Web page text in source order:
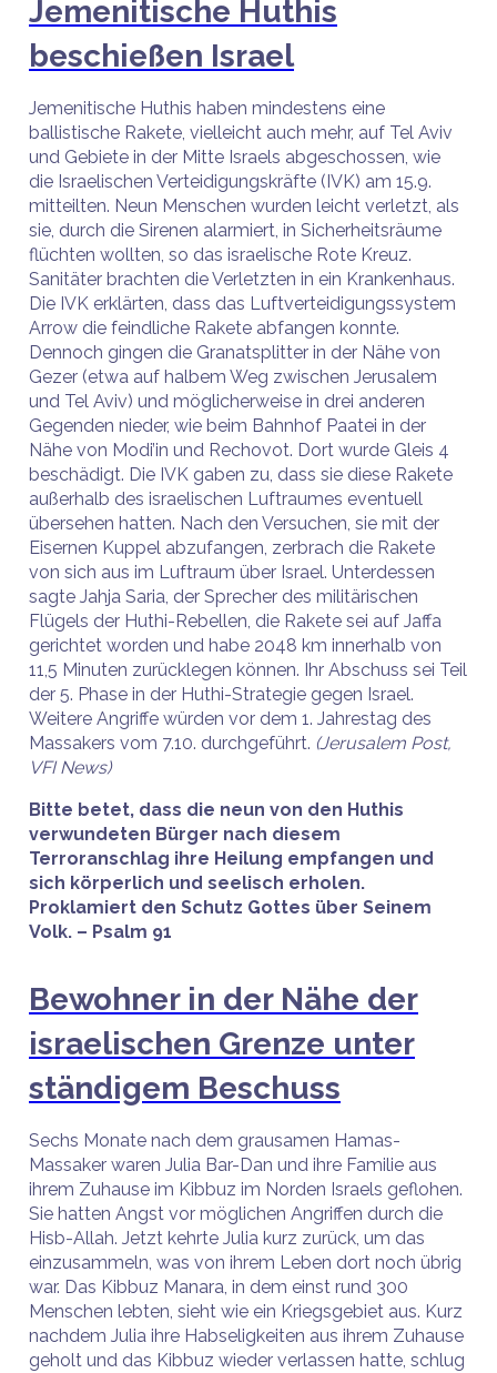
Jemenitische Huthis
beschießen Israel
Jemenitische Huthis haben mindestens eine
ballistische Rakete, vielleicht auch mehr, auf Tel Aviv
und Gebiete in der Mitte Israels abgeschossen, wie
die Israelischen Verteidigungskräfte (IVK) am 15.9.
mitteilten. Neun Menschen wurden leicht verletzt, als
sie, durch die Sirenen alarmiert, in Sicherheitsräume
flüchten wollten, so das israelische Rote Kreuz.
Sanitäter brachten die Verletzten in ein Krankenhaus.
Die IVK erklärten, dass das Luftverteidigungssystem
Arrow die feindliche Rakete abfangen konnte.
Dennoch gingen die Granatsplitter in der Nähe von
Gezer (etwa auf halbem Weg zwischen Jerusalem
und Tel Aviv) und möglicherweise in drei anderen
Gegenden nieder, wie beim Bahnhof Paatei in der
Nähe von Modi’in und Rechovot. Dort wurde Gleis 4
beschädigt. Die IVK gaben zu, dass sie diese Rakete
außerhalb des israelischen Luftraumes eventuell
übersehen hatten. Nach den Versuchen, sie mit der
Eisernen Kuppel abzufangen, zerbrach die Rakete
von sich aus im Luftraum über Israel. Unterdessen
sagte Jahja Saria, der Sprecher des militärischen
Flügels der Huthi-Rebellen, die Rakete sei auf Jaffa
gerichtet worden und habe 2048 km innerhalb von
11,5 Minuten zurücklegen können. Ihr Abschuss sei Teil
der 5. Phase in der Huthi-Strategie gegen Israel.
Weitere Angriffe würden vor dem 1. Jahrestag des
Massakers vom 7.10. durchgeführt. (Jerusalem Post,
VFI News)
Bitte betet, dass die neun von den Huthis
verwundeten Bürger nach diesem
Terroranschlag ihre Heilung empfangen und
sich körperlich und seelisch erholen.
Proklamiert den Schutz Gottes über Seinem
Volk. – Psalm 91
Bewohner in der Nähe der
israelischen Grenze unter
ständigem Beschuss
Sechs Monate nach dem grausamen Hamas-
Massaker waren Julia Bar-Dan und ihre Familie aus
ihrem Zuhause im Kibbuz im Norden Israels geflohen.
Sie hatten Angst vor möglichen Angriffen durch die
Hisb-Allah. Jetzt kehrte Julia kurz zurück, um das
einzusammeln, was von ihrem Leben dort noch übrig
war. Das Kibbuz Manara, in dem einst rund 300
Menschen lebten, sieht wie ein Kriegsgebiet aus. Kurz
nachdem Julia ihre Habseligkeiten aus ihrem Zuhause
geholt und das Kibbuz wieder verlassen hatte, schlug